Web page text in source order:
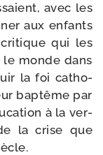
avec les
aux enfants
qui les
monde dans
la foi catho­
bap­tême par
à la ver­
la crise que